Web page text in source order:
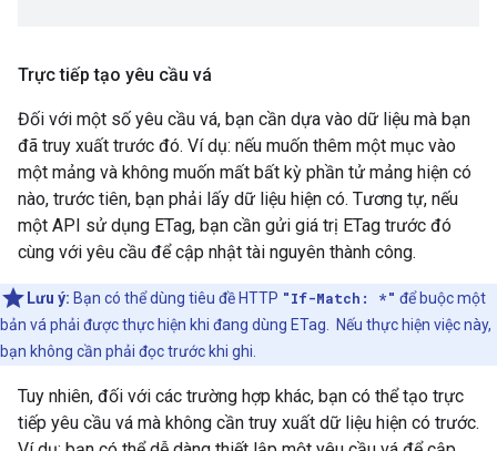
Trực tiếp tạo yêu cầu vá
Đối với một số yêu cầu vá, bạn cần dựa vào dữ liệu mà bạn
đã truy xuất trước đó. Ví dụ: nếu muốn thêm một mục vào
một mảng và không muốn mất bất kỳ phần tử mảng hiện có
nào, trước tiên, bạn phải lấy dữ liệu hiện có. Tương tự, nếu
một API sử dụng ETag, bạn cần gửi giá trị ETag trước đó
cùng với yêu cầu để cập nhật tài nguyên thành công.
Lưu ý: Bạn có thể dùng tiêu đề HTTP "If-Match: *" để buộc một
bản vá phải được thực hiện khi đang dùng ETag. Nếu thực hiện việc này,
bạn không cần phải đọc trước khi ghi.
Tuy nhiên, đối với các trường hợp khác, bạn có thể tạo trực
tiếp yêu cầu vá mà không cần truy xuất dữ liệu hiện có trước.